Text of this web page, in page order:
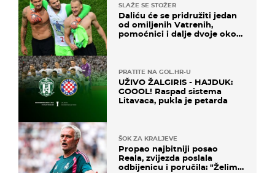
SLAŽE SE STOŽER
Daliću će se pridružiti jedan
od omiljenih Vatrenih,
pomoćnici i dalje dvoje oko
PRATITE NA GOL.HR-U
UŽIVO ŽALGIRIS - HAJDUK:
GOOOL! Raspad sistema
Litavaca, pukla je petarda
ŠOK ZA KRALJEVE
Propao najbitniji posao
Reala, zvijezda poslala
odbijenicu i poručila: "Želim